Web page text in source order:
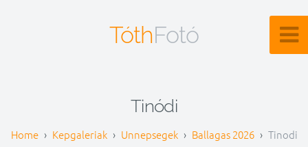
TóthFotó
Tinódi
Kepgaleriak Unnepsegek Ballagas 2026 Tinodi